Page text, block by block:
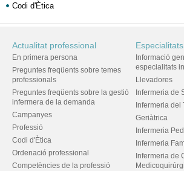
Codi d'Ètica
Actualitat professional
En primera persona
Preguntes freqüents sobre temes
professionals
Preguntes freqüents sobre la gestió
infermera de la demanda
Campanyes
Professió
Codi d'Ètica
Ordenació professional
Competències de la professió
Informació
especialitats
Llevadores
Infermeria de
Infermeria del
Geriàtrica
Infermeria
Infermeria
Infermeria de